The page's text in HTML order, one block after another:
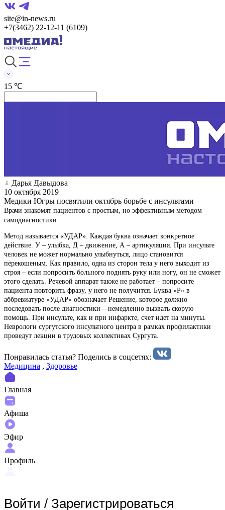
site@in-news.ru
+7(3462) 22-12-11 (6109)
15 ℃
Дарья Давыдова
10 октября 2019
Медики Югры посвятили октябрь борьбе с инсультами
Врачи знакомят пациентов с простым, но эффективным методом
самодиагностики
Метод называется «УДАР». Каждая буква означает конкретное
действие. У – улыбка, Д – движение, А – артикуляция. При инсульте
человек не может нормально улыбнуться, лицо становится
перекошеным. Как правило, одна из сторон тела у него выходит из
строя – если попросить больного поднять руку или ногу, он не сможет
этого сделать. Речевой аппарат также не работает – попросите
пациента повторить фразу, у него не получится. Буква «Р» в
аббревиатуре «УДАР» обозначает Решение, которое должно
последовать после диагностики – немедленно вызвать скорую
помощь. При инсульте, как и при инфаркте, счет идет на минуты.
Неврологи сургутского инсультного центра в рамках профилактики
проведут лекции в трудовых коллективах Сургута.
Понравилась статья? Поделиcь в соцсетях:
Медицина , Здоровье
Главная
Афиша
Эфир
Профиль
Войти / Зарегистрироваться